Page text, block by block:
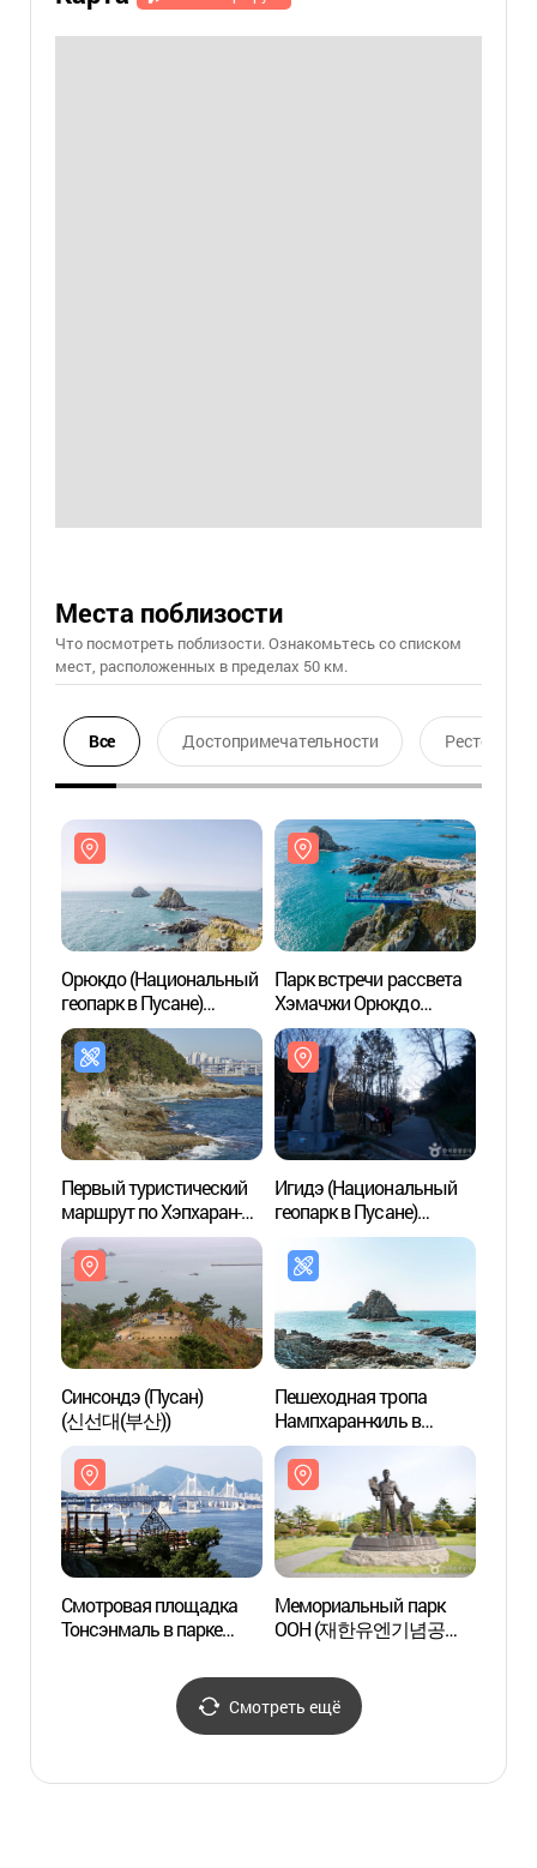
Места поблизости
Что посмотреть поблизости. Ознакомьтесь со списком
мест, расположенных в пределах 50 км.
Все Достопримечательности Ресторан
Орюкдо (Национальный
геопарк в Пусане)
(오륙도 (부산
국가지질공원))
Парк встречи рассвета
Хэмачжи Орюкдо
(오륙도해맞이공원)
Первый туристический
маршрут по Хэпхаран-
киль (해파랑길 1코스)
Игидэ (Национальный
геопарк в Пусане)
(이기대 (부산
국가지질공원))
Синсондэ (Пусан)
(신선대(부산))
Пешеходная тропа
Нампхаран-киль в
Пусане (남파랑길(부산))
Смотровая площадка
Тонсэнмаль в парке
Мемориальный парк
ООН (재한유엔기념공원
Смотреть ещё